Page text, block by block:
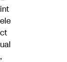
int
ele
ct
ual
,